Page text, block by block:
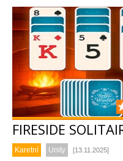
FIRESIDE
Karetní Unity [13.11.2025]